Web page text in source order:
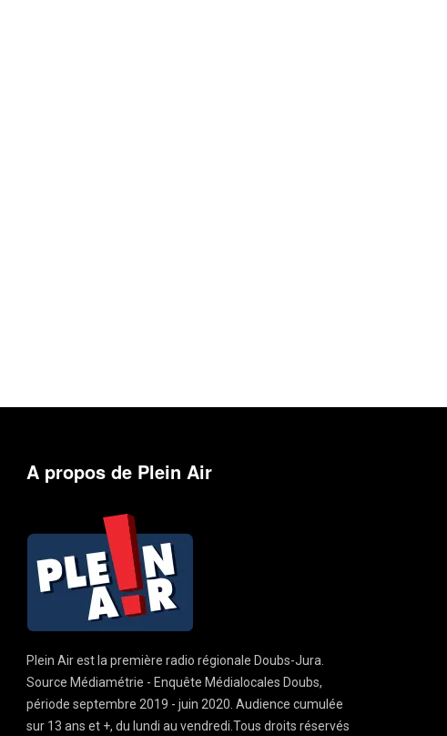
A propos de Plein Air
Plein Air est la première radio régionale Doubs-Jura.
Source Médiamétrie - Enquête Médialocales Doubs,
période septembre 2019 - juin 2020. Audience cumulée
sur 13 ans et +, du lundi au vendredi.Tous droits réservés